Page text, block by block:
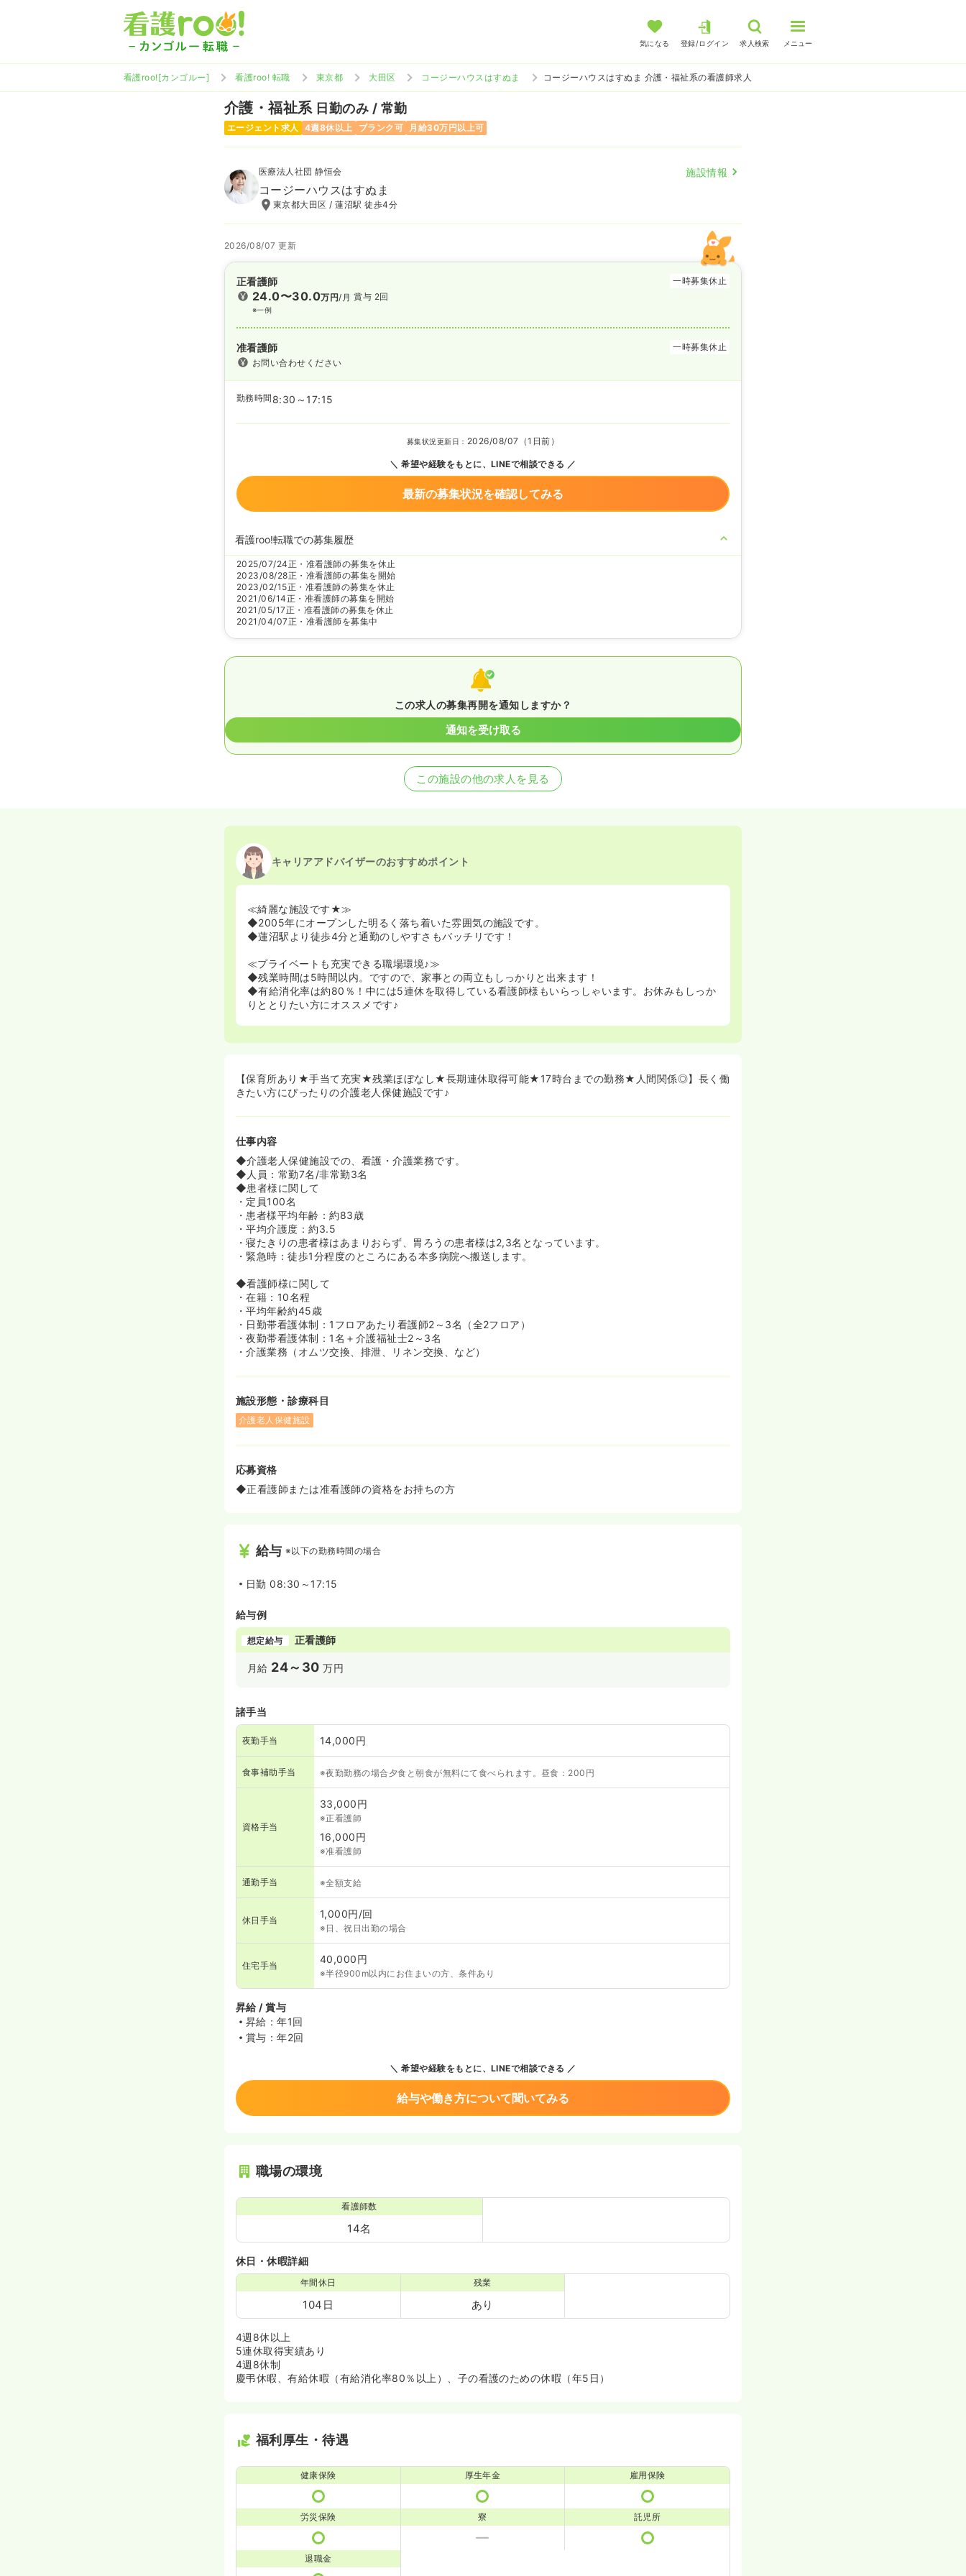
気になる 登録/ログイン 求人検索 メニュー
看護roo![カンゴルー] 看護roo! 転職 東京都 大田区 コージーハウスはすぬま コージーハウスはすぬま 介護・福祉系の看護師求人
介護・福祉系 日勤のみ / 常勤
エージェント求人 4週8休以上 ブランク可 月給30万円以上可
医療法人社団 静恒会 施設情報
コージーハウスはすぬま
東京都大田区 / 蓮沼駅 徒歩4分
2026/08/07 更新
正看護師 一時募集休止
24.0〜30.0万円/月
※一例
賞与 2回
准看護師
一時募集休止
お問い合わせください
勤務時間 8:30～17:15
募集状況更新日： 2026/08/07（1日前）
希望や経験をもとに、LINEで相談できる
最新の募集状況を確認してみる
看護roo!転職での募集履歴
2025/07/24正・准看護師の募集を休止
2023/08/28正・准看護師の募集を開始
2023/02/15正・准看護師の募集を休止
2021/06/14正・准看護師の募集を開始
2021/05/17正・准看護師の募集を休止
2021/04/07正・准看護師を募集中
この求人の募集再開を通知しますか？
通知を受け取る
この施設の他の求人を見る
キャリアアドバイザーのおすすめポイント
≪綺麗な施設です★≫
◆2005年にオープンした明るく落ち着いた雰囲気の施設です。
◆蓮沼駅より徒歩4分と通勤のしやすさもバッチリです！
≪プライベートも充実できる職場環境♪≫
◆残業時間は5時間以内。ですので、家事との両立もしっかりと出来ます！
◆有給消化率は約80％！中には5連休を取得している看護師様もいらっしゃいます。お休みもしっか
りととりたい方にオススメです♪
【保育所あり★手当て充実★残業ほぼなし★長期連休取得可能★17時台までの勤務★人間関係◎】長く働
きたい方にぴったりの介護老人保健施設です♪
仕事内容
◆介護老人保健施設での、看護・介護業務です。
◆人員：常勤7名/非常勤3名
◆患者様に関して
・定員100名
・患者様平均年齢：約83歳
・平均介護度：約3.5
・寝たきりの患者様はあまりおらず、胃ろうの患者様は2,3名となっています。
・緊急時：徒歩1分程度のところにある本多病院へ搬送します。
◆看護師様に関して
・在籍：10名程
・平均年齢約45歳
・日勤帯看護体制：1フロアあたり看護師2～3名（全2フロア）
・夜勤帯看護体制：1名＋介護福祉士2～3名
・介護業務（オムツ交換、排泄、リネン交換、など）
施設形態・診療科目
介護老人保健施設
応募資格
◆正看護師または准看護師の資格をお持ちの方
給与 ※以下の勤務時間の場合
日勤 08:30～17:15
給与例
想定給与 正看護師
月給 24～30 万円
諸手当
夜勤手当 14,000円
食事補助手当 ※夜勤勤務の場合夕食と朝食が無料にて食べられます。昼食：200円
資格手当
33,000円
※正看護師
16,000円
※准看護師
通勤手当 ※全額支給
休日手当
1,000円/回
※日、祝日出勤の場合
住宅手当
40,000円
※半径900m以内にお住まいの方、条件あり
昇給 / 賞与
昇給：年1回
賞与：年2回
希望や経験をもとに、LINEで相談できる
給与や働き方について聞いてみる
職場の環境
看護師数
14名
休日・休暇詳細
年間休日
104日
残業
あり
4週8休以上
5連休取得実績あり
4週8休制
慶弔休暇、有給休暇（有給消化率80％以上）、子の看護のための休暇（年5日）
福利厚生・待遇
健康保険 厚生年金 雇用保険
労災保険 寮 託児所
退職金